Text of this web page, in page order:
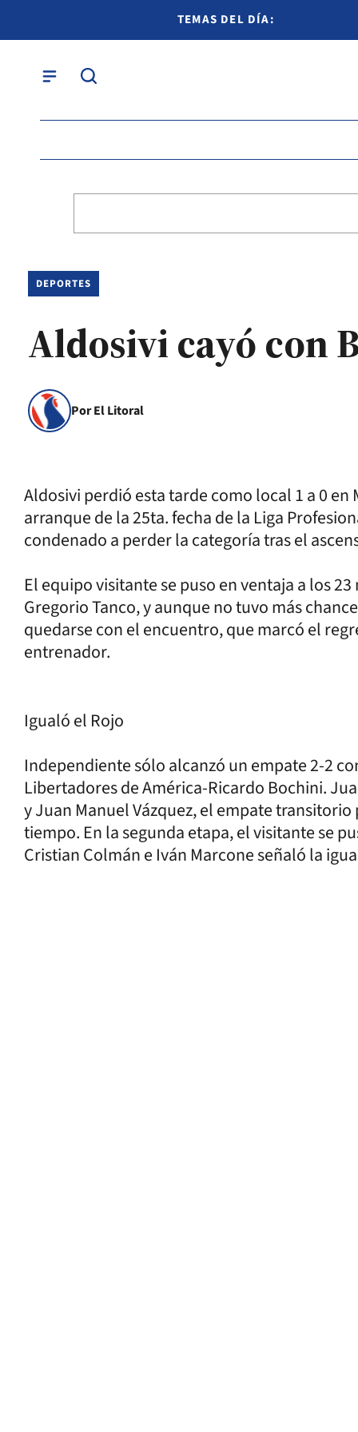
TEMAS DEL DÍA:
DEPORTES
Aldosivi cayó con
Por El Litoral
Aldosivi perdió esta tarde como local 1 a 0
arranque de la 25ta. fecha de la Liga
condenado a perder la categoría tras el
El equipo visitante se puso en ventaja a los
Gregorio Tanco, y aunque no tuvo más
quedarse con el encuentro, que marcó el
entrenador.
Igualó el Rojo
Independiente sólo alcanzó un empate 2-2
Libertadores de América-Ricardo Bochini.
y Juan Manuel Vázquez, el empate
tiempo. En la segunda etapa, el visitante se
Cristian Colmán e Iván Marcone señaló la